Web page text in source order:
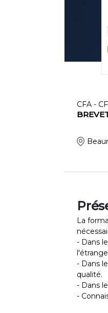
CFA -
La
- Dans
- Dans
qualité.
- Dans
-